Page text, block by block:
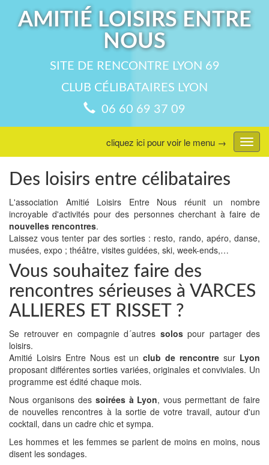
AMITIÉ LOISIRS ENTRE
NOUS
SITE DE RENCONTRE LYON 69
CLUB CÉLIBATAIRES LYON
06 60 69 37 09
menu
cliquez ici pour voir le menu →
Des loisirs entre célibataires
L'association Amitié Loisirs Entre Nous réunit un nombre
incroyable d'activités pour des personnes cherchant à faire de
nouvelles rencontres.
Laissez vous tenter par des sorties : resto, rando, apéro, danse,
musées, expo ; théâtre, visites guidées, ski, week-ends,…
Vous souhaitez faire des
rencontres sérieuses à VARCES
ALLIERES ET RISSET ?
Se retrouver en compagnie d´autres solospour partager des
loisirs.
Amitié Loisirs Entre Nous est unclub de rencontre sur Lyon
proposant différentes sorties variées, originales et conviviales. Un
programme est édité chaque mois.
Nous organisons des soirées à Lyon, vous permettant de faire
de nouvelles rencontres à la sortie de votre travail, autour d'un
cocktail, dans un cadre chic et sympa.
Les hommes et les femmes se parlent de moins en moins, nous
disent les sondages.